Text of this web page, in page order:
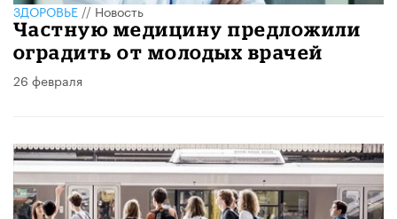
ЗДОРОВЬЕ//Новость
Частную медицину предложили
оградить от молодых врачей
26 февраля